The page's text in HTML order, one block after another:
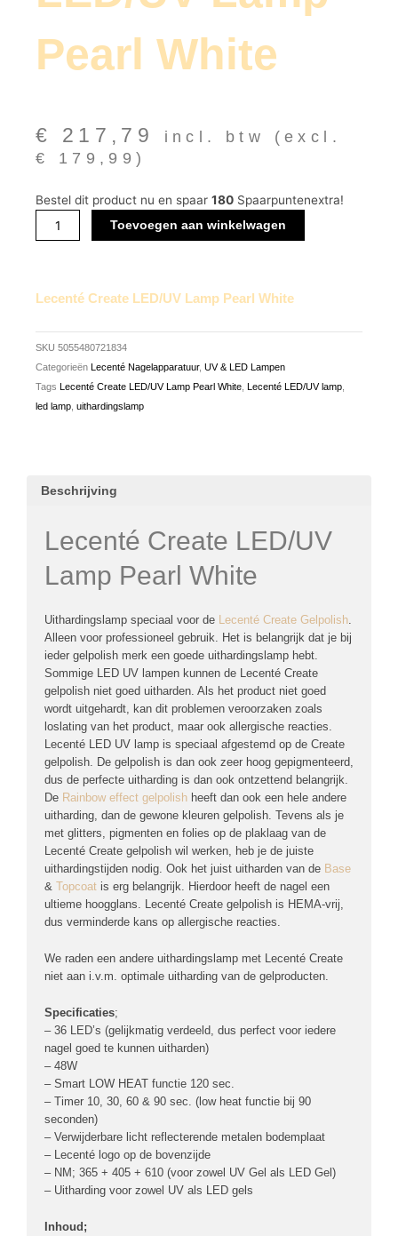
Pearl White
€ 217,79
incl. btw (excl.
€
179,99)
Bestel dit product nu en spaar 180 Spaarpuntenextra!
Lecenté
Create
LED/UV
White
Toevoegen aan winkelwagen
Lecenté Create LED/UV Lamp Pearl White
SKU 5055480721834
Categorieën Lecenté Nagelapparatuur, UV & LED Lampen
Tags Lecenté Create LED/UV Lamp Pearl White Lecenté LED/UV lamp
led lamp uithardingslamp
Beschrijving
Lecenté Create LED/UV
Lamp Pearl White
Uithardingslamp speciaal voor de Lecenté Create Gelpolish.
Alleen voor professioneel gebruik. Het is belangrijk dat je bij
ieder gelpolish merk een goede uithardingslamp hebt.
Sommige LED UV lampen kunnen de Lecenté Create
gelpolish niet goed uitharden. Als het product niet goed
wordt uitgehardt, kan dit problemen veroorzaken zoals
loslating van het product, maar ook allergische reacties.
Lecenté LED UV lamp is speciaal afgestemd op de Create
gelpolish. De gelpolish is dan ook zeer hoog gepigmenteerd,
dus de perfecte uitharding is dan ook ontzettend belangrijk.
De Rainbow effect gelpolish heeft dan ook een hele andere
uitharding, dan de gewone kleuren gelpolish. Tevens als je
met glitters, pigmenten en folies op de plaklaag van de
Lecenté Create gelpolish wil werken, heb je de juiste
uithardingstijden nodig. Ook het juist uitharden van de Base
& Topcoat is erg belangrijk. Hierdoor heeft de nagel een
ultieme hoogglans. Lecenté Create gelpolish is HEMA-vrij,
dus verminderde kans op allergische reacties.
We raden een andere uithardingslamp met Lecenté Create
niet aan i.v.m. optimale uitharding van de gelproducten.
Specificaties;
– 36 LED’s (gelijkmatig verdeeld, dus perfect voor iedere
nagel goed te kunnen uitharden)
– 48W
– Smart LOW HEAT functie 120 sec.
– Timer 10, 30, 60 & 90 sec. (low heat functie bij 90
seconden)
– Verwijderbare licht reflecterende metalen bodemplaat
– Lecenté logo op de bovenzijde
– NM; 365 + 405 + 610 (voor zowel UV Gel als LED Gel)
– Uitharding voor zowel UV als LED gels
Inhoud;